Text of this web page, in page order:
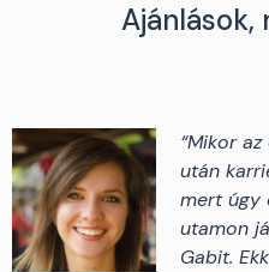
“Mikor
után
mert úgy
utamon
Gabit.